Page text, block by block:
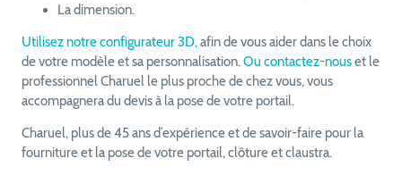
La dimension.
Utilisez notre configurateur 3D,afin de vous aider dans le choix
de votre modèle et sa personnalisation.Ou contactez-nouset le
professionnel Charuel le plus proche de chez vous, vous
accompagnera du devis à la pose de votre portail.
Charuel, plus de 45 ans d’expérience et de savoir-faire pour la
fourniture et la pose de votre portail, clôture et claustra.